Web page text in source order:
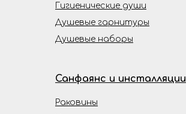
Душевые гарнитуры
Душевые наборы
Гигиенические души
Раковины
Санфаянс и инсталляции